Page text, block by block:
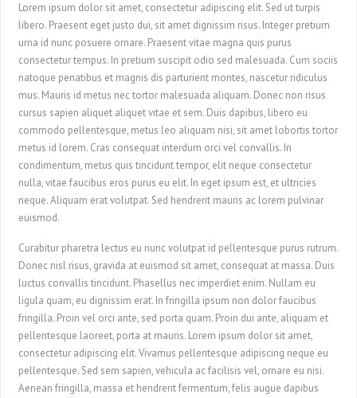
Lorem ipsum dolor sit amet, consectetur adipiscing elit. Sed ut turpis
libero. Praesent eget justo dui, sit amet dignissim risus. Integer pretium
urna id nunc posuere ornare. Praesent vitae magna quis purus
consectetur tempus. In pretium suscipit odio sed malesuada. Cum sociis
natoque penatibus et magnis dis parturient montes, nascetur ridiculus
mus. Mauris id metus nec tortor malesuada aliquam. Donec non risus
cursus sapien aliquet aliquet vitae et sem. Duis dapibus, libero eu
commodo pellentesque, metus leo aliquam nisi, sit amet lobortis tortor
metus id lorem. Cras consequat interdum orci vel convallis. In
condimentum, metus quis tincidunt tempor, elit neque consectetur
nulla, vitae faucibus eros purus eu elit. In eget ipsum est, et ultricies
neque. Aliquam erat volutpat. Sed hendrerit mauris ac lorem pulvinar
euismod.
Curabitur pharetra lectus eu nunc volutpat id pellentesque purus rutrum.
Donec nisl risus, gravida at euismod sit amet, consequat at massa. Duis
luctus convallis tincidunt. Phasellus nec imperdiet enim. Nullam eu
ligula quam, eu dignissim erat. In fringilla ipsum non dolor faucibus
fringilla. Proin vel orci ante, sed porta quam. Proin dui ante, aliquam et
pellentesque laoreet, porta at mauris. Lorem ipsum dolor sit amet,
consectetur adipiscing elit. Vivamus pellentesque adipiscing neque eu
pellentesque. Sed sem sapien, vehicula ac facilisis vel, ornare eu nisi.
Aenean fringilla, massa et hendrerit fermentum, felis augue dapibus